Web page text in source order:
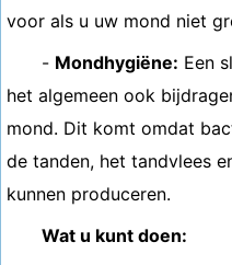
voor als u uw mond niet
- Mondhygiëne: Een
het algemeen ook
mond. Dit komt omdat
de tanden, het tandvlees
kunnen produceren.
Wat u kunt doen: